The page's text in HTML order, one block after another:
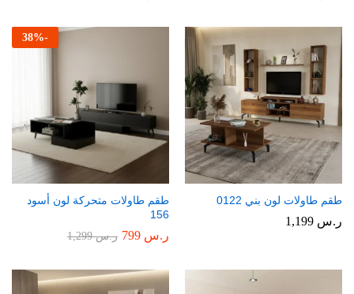
طقم طاولات لون بني 0122
ر.س
-
38%
طقم طاولات متحركة لون أسود
156
ر.س ر.س1,299